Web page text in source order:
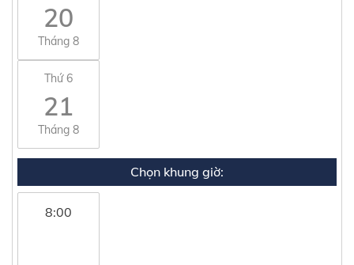
20
Tháng 8
Thứ 6
21
Tháng 8
Chọn khung giờ:
8:00